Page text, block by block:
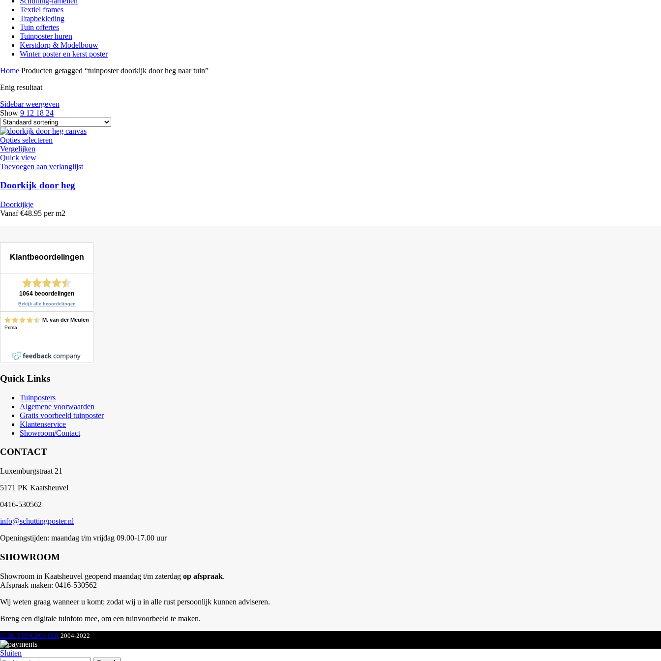
Textiel frames
Trapbekleding
Tuin offertes
Tuinposter huren
Kerstdorp & Modelbouw
Winter poster en kerst poster
Home Producten getagged “tuinposter doorkijk door heg naar tuin”
Enig resultaat
Sidebar weergeven
Show 9 12 18 24
Opties selecteren
Vergelijken
Quick view
Toevoegen aan verlanglijst
Doorkijk door heg
Doorkijkje
Vanaf €48.95 per m2
Quick Links
Tuinposters
Algemene voorwaarden
Gratis voorbeeld tuinposter
Klantenservice
Showroom/Contact
CONTACT
Luxemburgstraat 21
5171 PK Kaatsheuvel
0416-530562
info@schuttingposter.nl
Openingstijden: maandag t/m vrijdag 09.00-17.00 uur
SHOWROOM
Showroom in Kaatsheuvel geopend maandag t/m zaterdag op afspraak.
Afspraak maken: 0416-530562
Wij weten graag wanneer u komt; zodat wij u in alle rust persoonlijk kunnen adviseren.
Breng een digitale tuinfoto mee, om een tuinvoorbeeld te maken.
SCHUTTINGPOSTER 2004-2022
Sluiten